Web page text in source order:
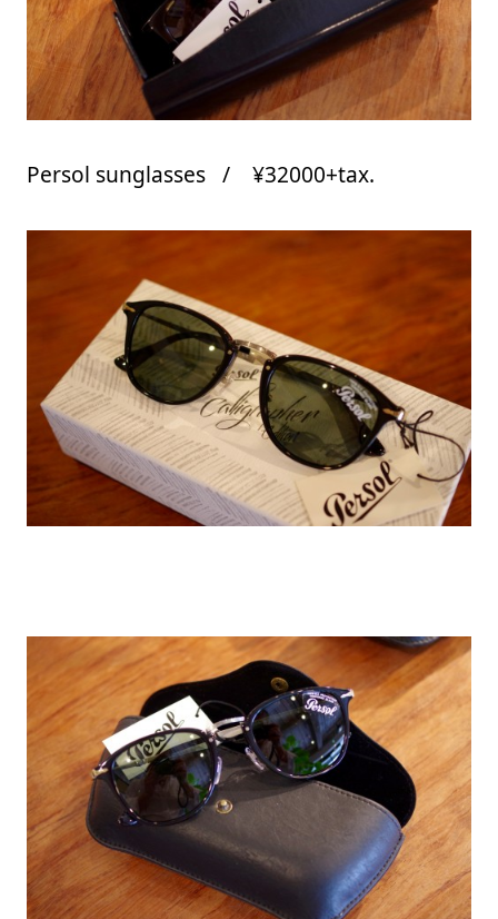
Persol sunglasses / ¥32000+tax.